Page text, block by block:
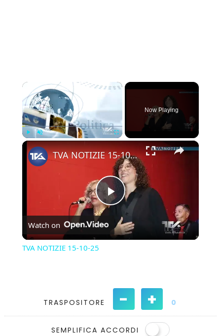
×
Play Unmute
Now Playing
×
Play
Video
TVA NOTIZIE 15-10-25
Watch on
TVA NOTIZIE 15-10-25
TRASPOSITORE - + 0
SEMPLIFICA ACCORDI